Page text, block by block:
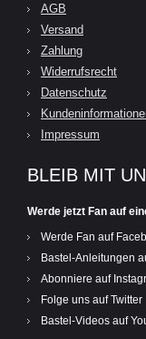
AGB
Versand
Zahlung
Widerrufsrecht
Datenschutz
Impressum
BLEIB MIT
Werde jetzt Fan auf
Werde Fan auf
Bastel-Anleitungen
Abonniere auf
Folge uns auf Twitter
Bastel-Videos auf